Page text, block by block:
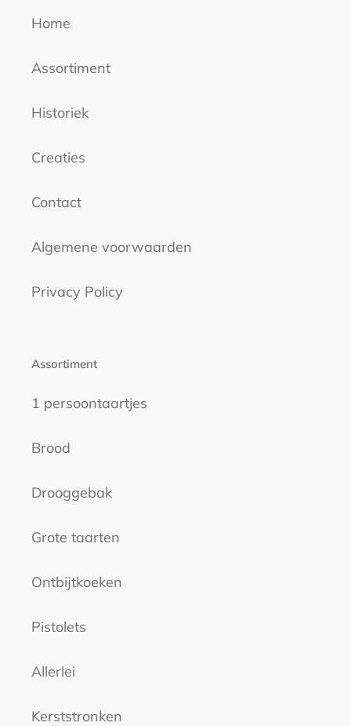
Home
Assortiment
Historiek
Creaties
Contact
Algemene voorwaarden
Privacy Policy
Assortiment
1 persoontaartjes
Brood
Drooggebak
Grote taarten
Ontbijtkoeken
Pistolets
Allerlei
Kerststronken